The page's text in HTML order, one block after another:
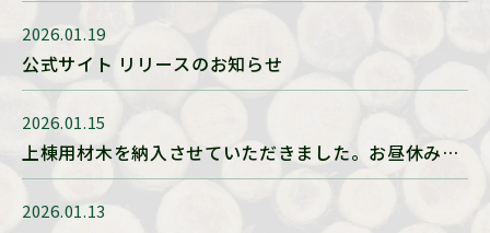
2026.01.19
公式サイト リリースのお知らせ
2026.01.15
上棟用材木を納入させていただきました。お昼休みに
は、もうここまで仕上がってました！早いですね！
2026.01.13